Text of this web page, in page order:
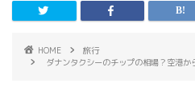
HOME
旅行
ダナンタクシーのチップの相場？空港